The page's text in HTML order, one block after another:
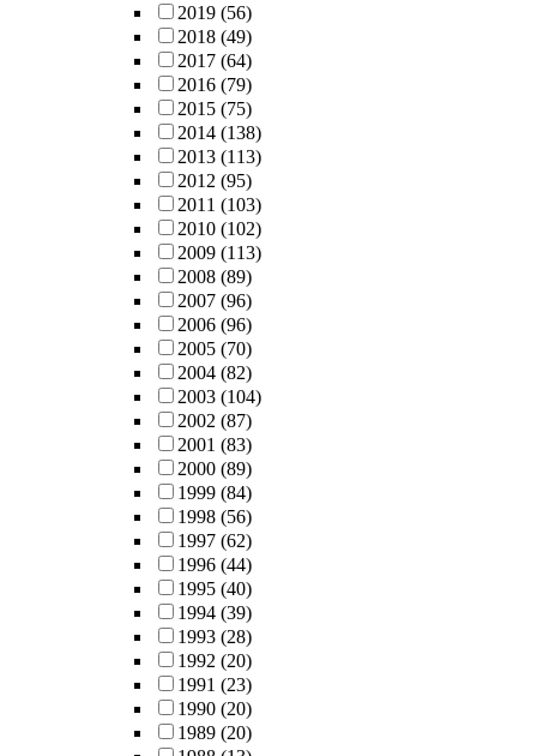
2019 (56)
2018 (49)
2017 (64)
2016 (79)
2015 (75)
2014 (138)
2013 (113)
2012 (95)
2011 (103)
2010 (102)
2009 (113)
2008 (89)
2007 (96)
2006 (96)
2005 (70)
2004 (82)
2003 (104)
2002 (87)
2001 (83)
2000 (89)
1999 (84)
1998 (56)
1997 (62)
1996 (44)
1995 (40)
1994 (39)
1993 (28)
1992 (20)
1991 (23)
1990 (20)
1989 (20)